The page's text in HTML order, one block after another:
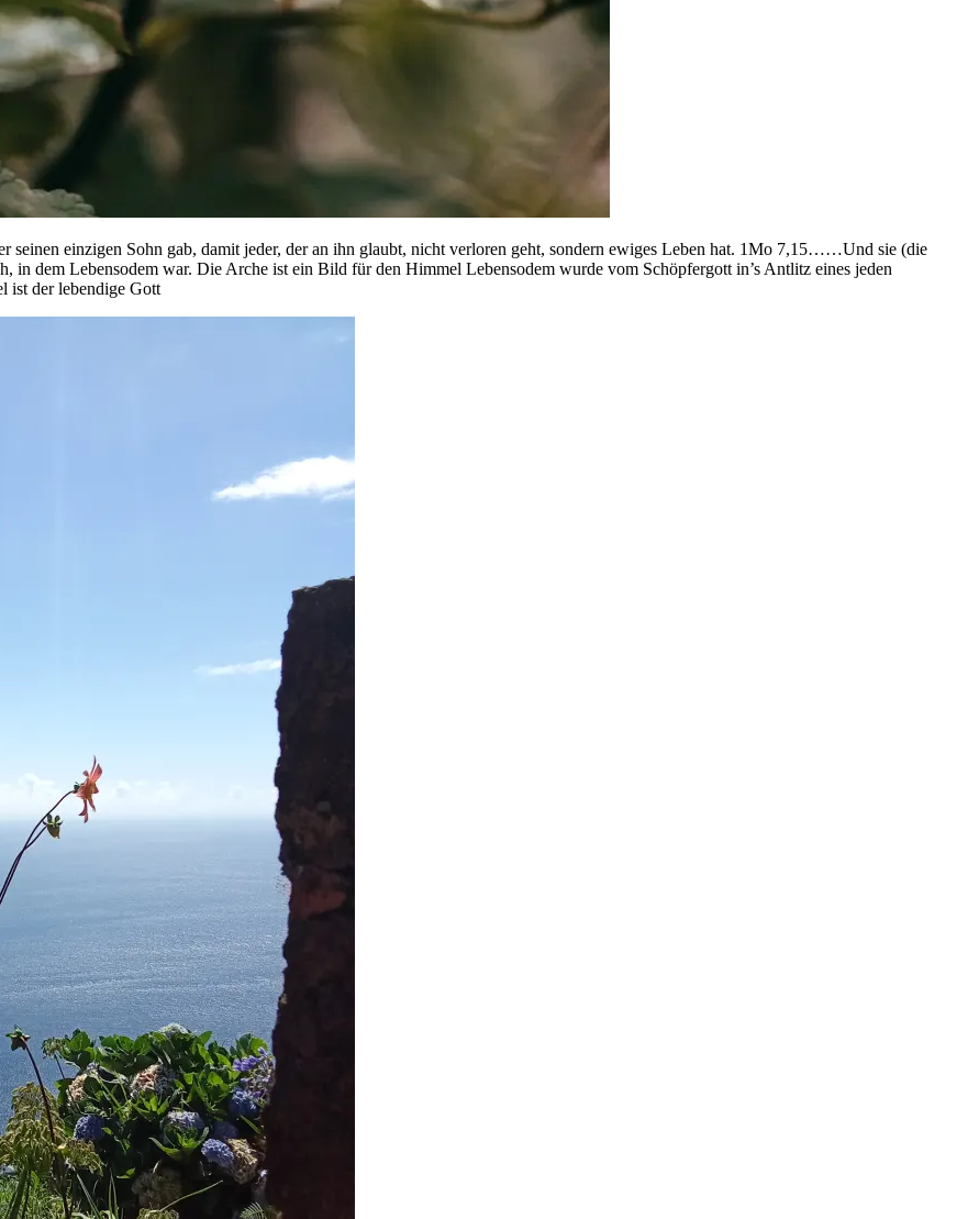
seinen einzigen Sohn gab, damit jeder, der an ihn glaubt, nicht verloren geht, sondern ewiges Leben hat. 1Mo 7,15……Und sie (die
dem Lebensodem war. Die Arche ist ein Bild für den Himmel Lebensodem wurde vom Schöpfergott in’s Antlitz eines jeden
der lebendige Gott